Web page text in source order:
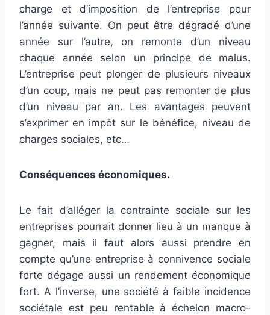
charge et d’imposition de l’entreprise pour
l’année suivante. On peut être dégradé d’une
année sur l’autre, on remonte d’un niveau
chaque année selon un principe de malus.
L’entreprise peut plonger de plusieurs niveaux
d’un coup, mais ne peut pas remonter de plus
d’un niveau par an. Les avantages peuvent
s’exprimer en impôt sur le bénéfice, niveau de
charges sociales, etc…
Conséquences économiques.
Le fait d’alléger la contrainte sociale sur les
entreprises pourrait donner lieu à un manque à
gagner, mais il faut alors aussi prendre en
compte qu’une entreprise à connivence sociale
forte dégage aussi un rendement économique
fort. A l’inverse, une société à faible incidence
sociétale est peu rentable à échelon macro-